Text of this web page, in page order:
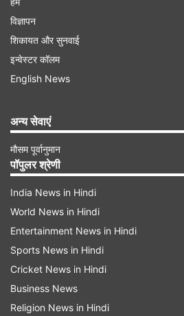
विज्ञापन
शिकायत और सुनवाई
इन्वेस्टर कॉलम
English News
अन्य सेवाएं
मौसम पूर्वानुमान
पॉपुलर श्रेणी
India News in Hindi
World News in Hindi
Entertainment News in Hindi
Sports News in Hindi
Cricket News in Hindi
Business News
Religion News in Hindi